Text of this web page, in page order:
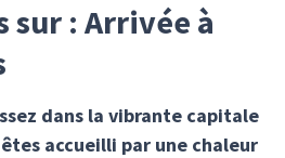
: Arrivée à
dans la vibrante capitale
accueilli par une chaleur